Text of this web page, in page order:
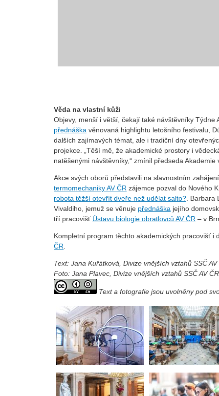
Věda na vlastní kůži
Objevy, menší i větší, čekají také návštěvníky
přednáška věnovaná highlightu letošního festivalu,
dalších zajímavých témat, ale i tradiční dny
projekce. „Těší mě, že akademické prostory i
natěšenými návštěvníky,“ zmínil předseda
Akce svých oborů představili na slavnostním
termomechaniky AV ČR zájemce pozval do Nového
robota těžší otevřít dveře než udělat salto?. Barbara
Vivaldiho, jemuž se věnuje přednáška jejího
tří pracovišť Ústavu biologie obratlovců AV ČR – v
Kompletní program těchto akademických pracovišť
ČR.
Text: Jana Kuřátková, Divize vnějších vztahů SSČ AV
Foto: Jana Plavec, Divize vnějších vztahů SSČ AV ČR
Text a fotografie jsou uvolněny pod